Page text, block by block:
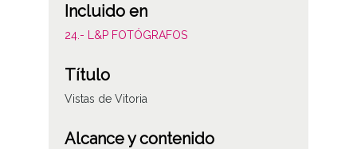
Incluido en
24.- L&P FOTÓGRAFOS
Título
Vistas de Vitoria
Alcance y contenido